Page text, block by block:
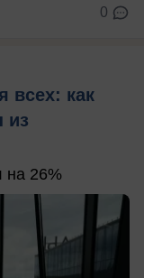
0
всех: как
из
на 26%